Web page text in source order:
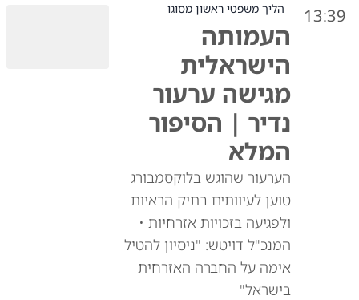
13:39 הליך משפטי ראשון מסוגו
העמותה
הישראלית
מגישה ערעור
נדיר | הסיפור
המלא
הערעור שהוגש בלוקסמבורג
טוען לעיוותים בתיק הראיות
ולפגיעה בזכויות אזרחיות •
המנכ"ל דויטש: "ניסיון להטיל
אימה על החברה האזרחית
בישראל"